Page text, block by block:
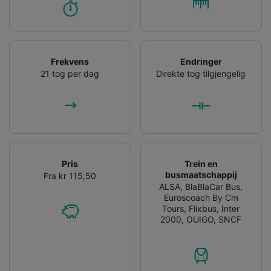
Frekvens
21 tog per dag
Endringer
Direkte tog tilgjengelig
Pris
Fra kr 115,50
Trein en
busmaatschappij
ALSA, BlaBlaCar Bus,
Euroscoach By Cm
Tours, Flixbus, Inter
2000, OUIGO, SNCF